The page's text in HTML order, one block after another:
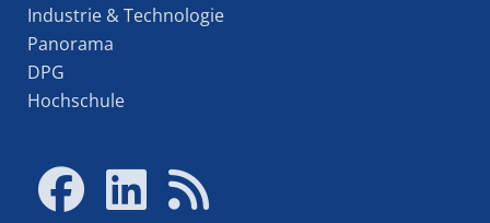
Industrie & Technologie
Panorama
DPG
Hochschule